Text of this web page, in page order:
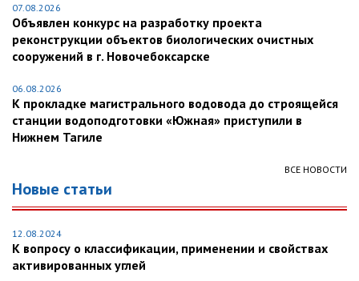
07.08.2026
Объявлен конкурс на разработку проекта
реконструкции объектов биологических очистных
сооружений в г. Новочебоксарске
06.08.2026
К прокладке магистрального водовода до строящейся
станции водоподготовки «Южная» приступили в
Нижнем Тагиле
ВСЕ НОВОСТИ
Новые статьи
12.08.2024
К вопросу о классификации, применении и свойствах
активированных углей